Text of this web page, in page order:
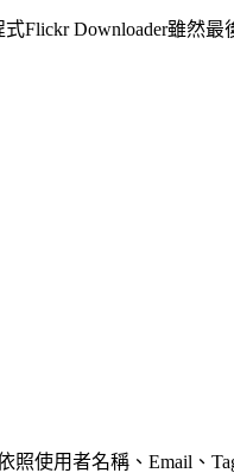
Flickr Downloader雖然
照使用者名稱、Email、